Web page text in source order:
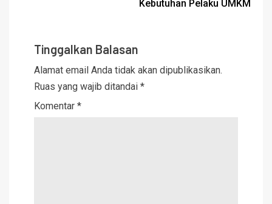
Kebutuhan Pelaku UMKM
Tinggalkan Balasan
Alamat email Anda tidak akan dipublikasikan.
Ruas yang wajib ditandai *
Komentar *